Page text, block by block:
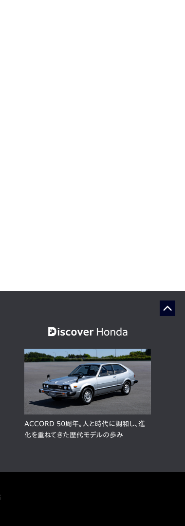
ACCORD 50周年。人と時代に調和し、進
化を重ねてきた歴代モデルの歩み